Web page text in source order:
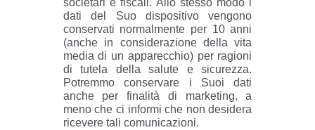
societari e fiscali. Allo stesso modo i
dati del Suo dispositivo vengono
conservati normalmente per 10 anni
(anche in considerazione della vita
media di un apparecchio) per ragioni
di tutela della salute e sicurezza.
Potremmo conservare i Suoi dati
anche per finalità di marketing, a
meno che ci informi che non desidera
ricevere tali comunicazioni.